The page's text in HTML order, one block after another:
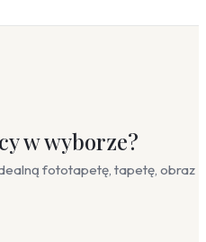
w wyborze?
fototapetę, tapetę, obraz